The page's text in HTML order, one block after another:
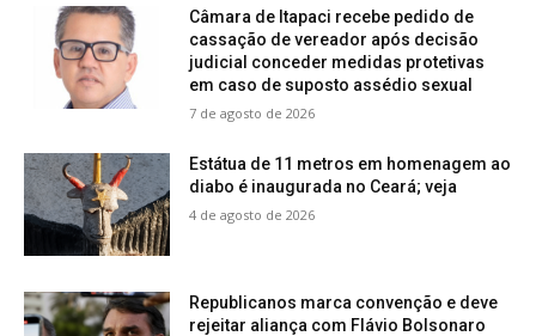
Câmara de Itapaci recebe pedido de
cassação de vereador após decisão
judicial conceder medidas protetivas
em caso de suposto assédio sexual
7 de agosto de 2026
Estátua de 11 metros em homenagem ao
diabo é inaugurada no Ceará; veja
4 de agosto de 2026
Republicanos marca convenção e deve
rejeitar aliança com Flávio Bolsonaro